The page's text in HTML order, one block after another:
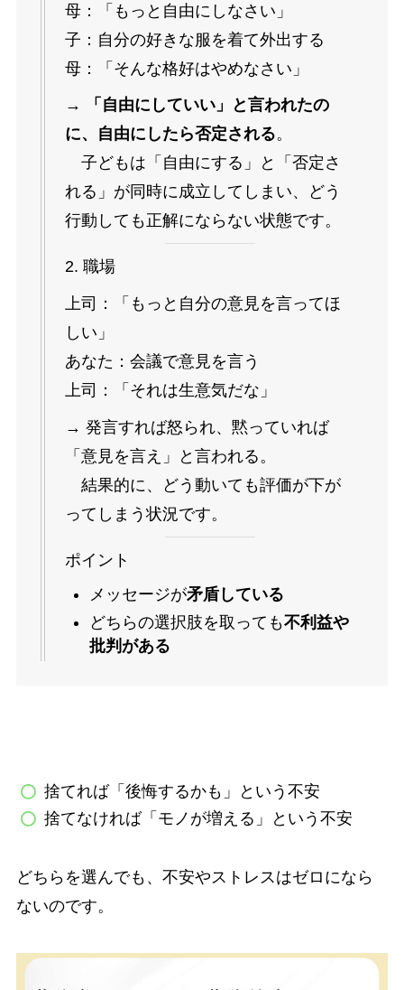
母：「もっと自由にしなさい」
子：自分の好きな服を着て外出する
母：「そんな格好はやめなさい」
→
「自由にしていい」と言われたの
に、自由にしたら否定される。
子どもは「自由にする」と「否定さ
れる」が同時に成立してしまい、どう
行動しても正解にならない状態です。
2. 職場
上司：「もっと自分の意見を言ってほ
しい」
あなた：会議で意見を言う
上司：「それは生意気だな」
→ 発言すれば怒られ、黙っていれば
「意見を言え」と言われる。
結果的に、どう動いても評価が下が
ってしまう状況です。
ポイント
メッセージが矛盾している
どちらの選択肢を取っても不利益や
批判がある
捨てれば「後悔するかも」という不安
捨てなければ「モノが増える」という不安
どちらを選んでも、不安やストレスはゼロになら
ないのです。